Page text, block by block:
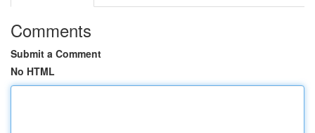
Comments
Submit a Comment
No HTML